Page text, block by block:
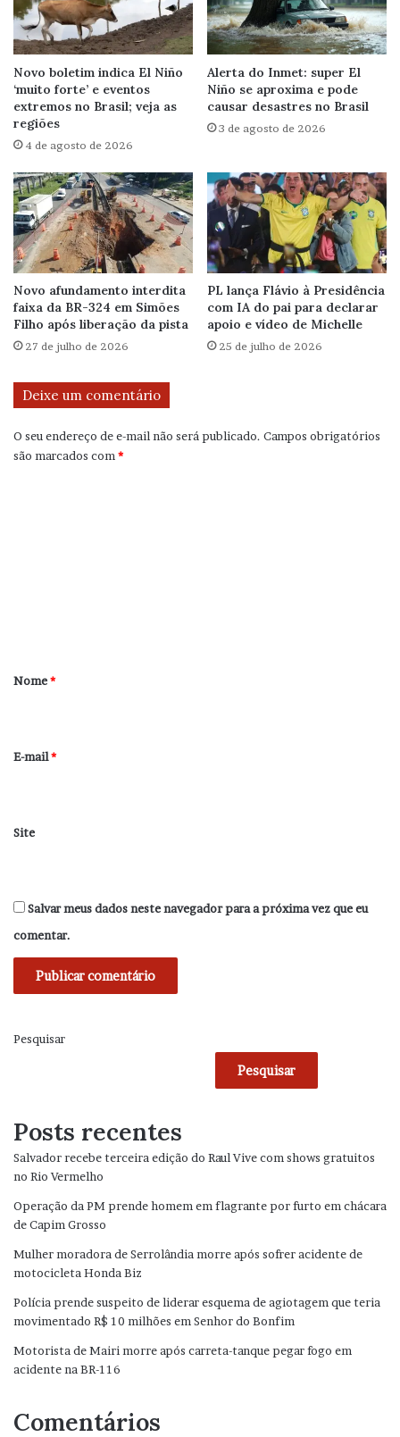
Novo boletim indica El Niño
‘muito forte’ e eventos
extremos no Brasil; veja as
regiões
4 de agosto de 2026
Alerta do Inmet: super El
Niño se aproxima e pode
causar desastres no Brasil
3 de agosto de 2026
Novo afundamento interdita
faixa da BR-324 em Simões
Filho após liberação da pista
27 de julho de 2026
PL lança Flávio à Presidência
com IA do pai para declarar
apoio e vídeo de Michelle
25 de julho de 2026
Deixe um comentário
O seu endereço de e-mail não será publicado. Campos obrigatórios
são marcados com*
r
*
Nome*
E-mail*
Site
Salvar meus dados neste navegador para a próxima vez que eu
comentar.
Pesquisar
Pesquisar
Posts recentes
Salvador recebe terceira edição do Raul Vive com shows gratuitos
no Rio Vermelho
Operação da PM prende homem em flagrante por furto em chácara
de Capim Grosso
Mulher moradora de Serrolândia morre após sofrer acidente de
motocicleta Honda Biz
Polícia prende suspeito de liderar esquema de agiotagem que teria
movimentado R$ 10 milhões em Senhor do Bonfim
Motorista de Mairi morre após carreta-tanque pegar fogo em
acidente na BR-116
Comentários